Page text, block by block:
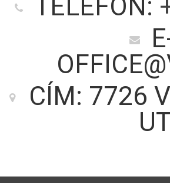
TELEFON:
CÍM: 7726